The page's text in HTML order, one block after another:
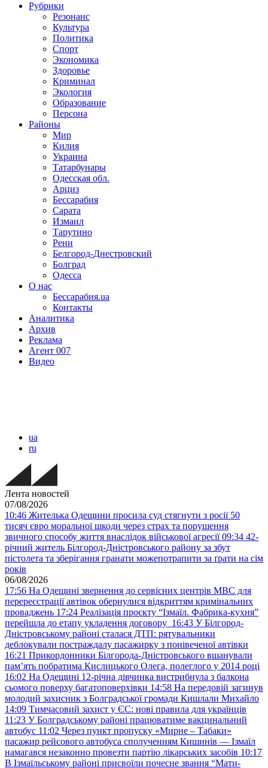
Рубрики
Резонанс
Культура
Политика
Спорт
Экономика
Здоровье
Криминал
Экология
Образование
Персона
Районы
Мир
Килия
Украина
Татарбунары
Одесская обл.
Арциз
Бессарабия
Сарата
Измаил
Тарутино
Рени
Белгород-Днестровский
Болград
Одесса
О нас
Бессарабия.ua
Контакты
Аналитика
Архив
Реклама
Агент 007
Видео
ua
ru
Лента новостей
07/08/2026
10:46 Жителька Одещини просила суд стягнути з росії 50
тисяч євро моральної шкоди через страх та порушення
звичного способу життя внаслідок військової агресії 09:34 42-
річний житель Білгород-Дністровського району за збут
пістолета та зберігання гранати можепотрапити за ґрати на сім
років
06/08/2026
17:56 На Одещині звернення до сервісних центрів МВС для
перереєстрації автівок обернулися відкриттям кримінальних
проваджень 17:24 Реалізація проєкту “Ізмаїл. Фабрика-кухня”
перейшла до етапу укладення договору 16:43 У Білгород-
Дністровському районі сталася ДТП: рятувальники
деблокували постраждалу пасажирку з понівеченої автівки
16:21 Прикордонники Білгорода-Дністровського вшанували
пам’ять побратима Кислицького Олега, полеглого у 2014 році
16:02 На Одещині 12-річна дівчинка вистрибнула з балкона
сьомого поверху багатоповерхівки 14:58 На передовій загинув
молодий захисник з Болградської громади Кишлали Михайло
14:09 Тимчасовий захист у ЄС: нові правила для українців
11:23 У Болградському районі працюватиме вакцинальний
автобус 11:02 Через пункт пропуску «Мирне – Табаки»
пасажир рейсового автобуса сполученням Кишинів — Ізмаїл
намагався незаконно провезти партію лікарських засобів 10:17
В Ізмаїльському районі присвоїли почесне звання “Мати-